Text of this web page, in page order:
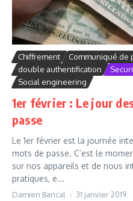
Chiffrement Communiqué de
double authentification
Social engineering
1er février : Le jour
passe
Le 1er février est la journée
mots de passe. C’est le
sur nos appareils et de nous
pratiques, e...
Damien Bancal 31 janvier 2019